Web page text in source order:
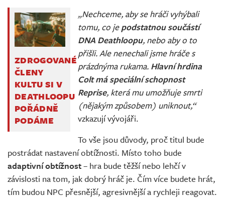
ZDROGOVANÉ
ČLENY
KULTU SI V
DEATHLOOPU
POŘÁDNĚ
PODÁME
„Nechceme, aby se hráči vyhýbali
tomu, co jepodstatnou součástí
DNA Deathloopu, nebo aby o to
přišli. Ale nenechali jsme hráče s
prázdnýma rukama. Hlavní hrdina
Colt má speciální schopnost
Reprise, která mu umožňuje smrti
(nějakým způsobem) uniknout,“
vzkazují vývojáři.
To vše jsou důvody, proč titul bude
postrádat nastavení obtížnosti. Místo toho bude
adaptivní obtížnost– hra bude těžší nebo lehčí v
závislosti na tom, jak dobrý hráč je. Čím více budete hrát,
tím budou NPC přesnější, agresivnější a rychleji reagovat.